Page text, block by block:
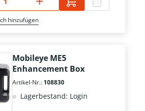
hinzufügen
Mobileye ME5
Enhancement Box
Artikel-Nr.: 108830
Lagerbestand: Login